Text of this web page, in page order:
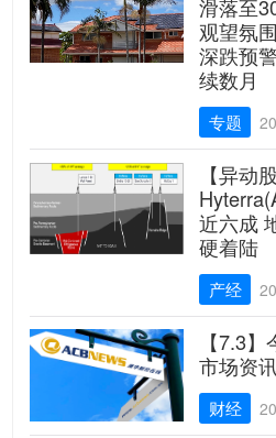
滑落至
观望氛
深跌预
续数月
专题
【异动
近六成
硬着陆
产经
【7.3
市场资
财经